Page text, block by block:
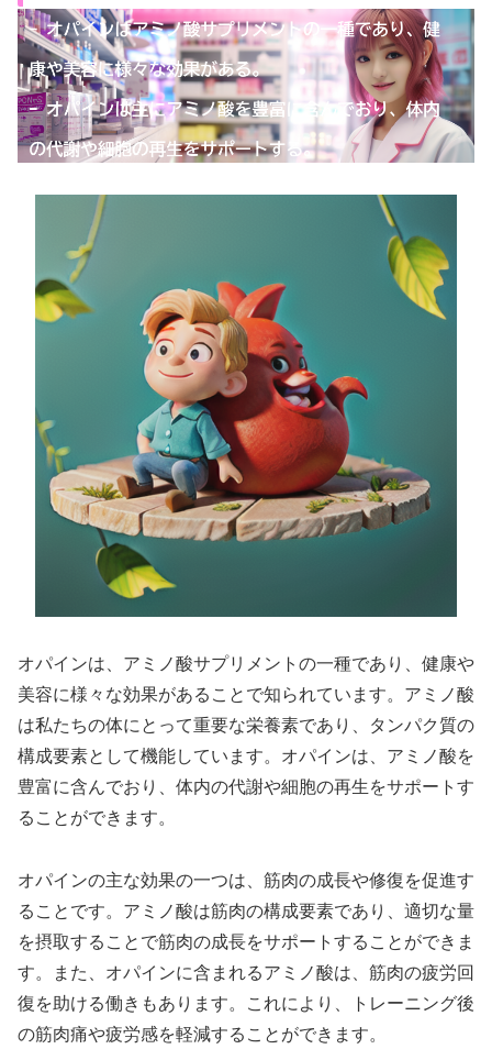
オパインは、アミノ酸サプリメントの一種であり、健康や
美容に様々な効果があることで知られています。アミノ酸
は私たちの体にとって重要な栄養素であり、タンパク質の
構成要素として機能しています。オパインは、アミノ酸を
豊富に含んでおり、体内の代謝や細胞の再生をサポートす
ることができます。
オパインの主な効果の一つは、筋肉の成長や修復を促進す
ることです。アミノ酸は筋肉の構成要素であり、適切な量
を摂取することで筋肉の成長をサポートすることができま
す。また、オパインに含まれるアミノ酸は、筋肉の疲労回
復を助ける働きもあります。これにより、トレーニング後
の筋肉痛や疲労感を軽減することができます。